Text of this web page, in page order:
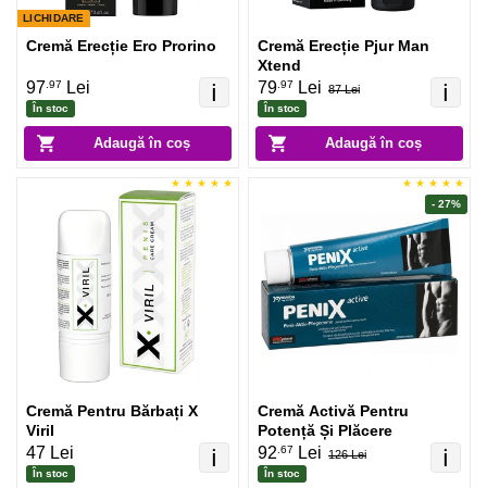
LICHIDARE
Adaugă în coș
ℹ️
Cremă Erecție Ero Prorino
97 .97 Lei
În stoc
Adaugă în coș
ℹ️
Cremă Erecție Pjur Man
Xtend
79 .97 Lei 87 Lei
În stoc
ℹ️
Cremă Pentru Bărbați X
Viril
47 Lei
În stoc
ℹ️
Cremă Activă Pentru
Potență Și Plăcere
92.67 Lei 126 Lei
În stoc
- 27%